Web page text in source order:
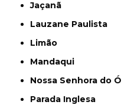
Jaçanã
Lauzane Paulista
Limão
Mandaqui
Nossa Senhora do Ó
Parada Inglesa